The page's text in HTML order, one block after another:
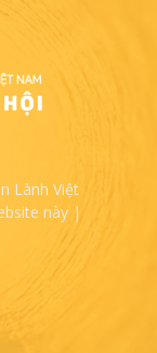
Lành Việt
này |